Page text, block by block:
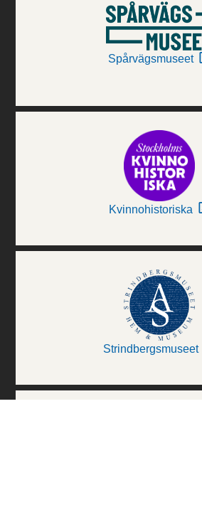
Spårvägsmuseet
Kvinnohistoriska
Strindbergsmuseet